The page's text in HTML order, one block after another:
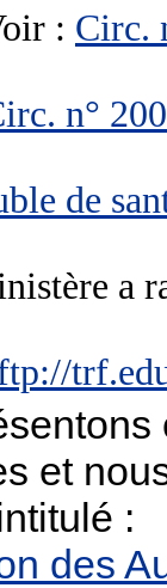
: Circ.
n°
de
a
et
:
des